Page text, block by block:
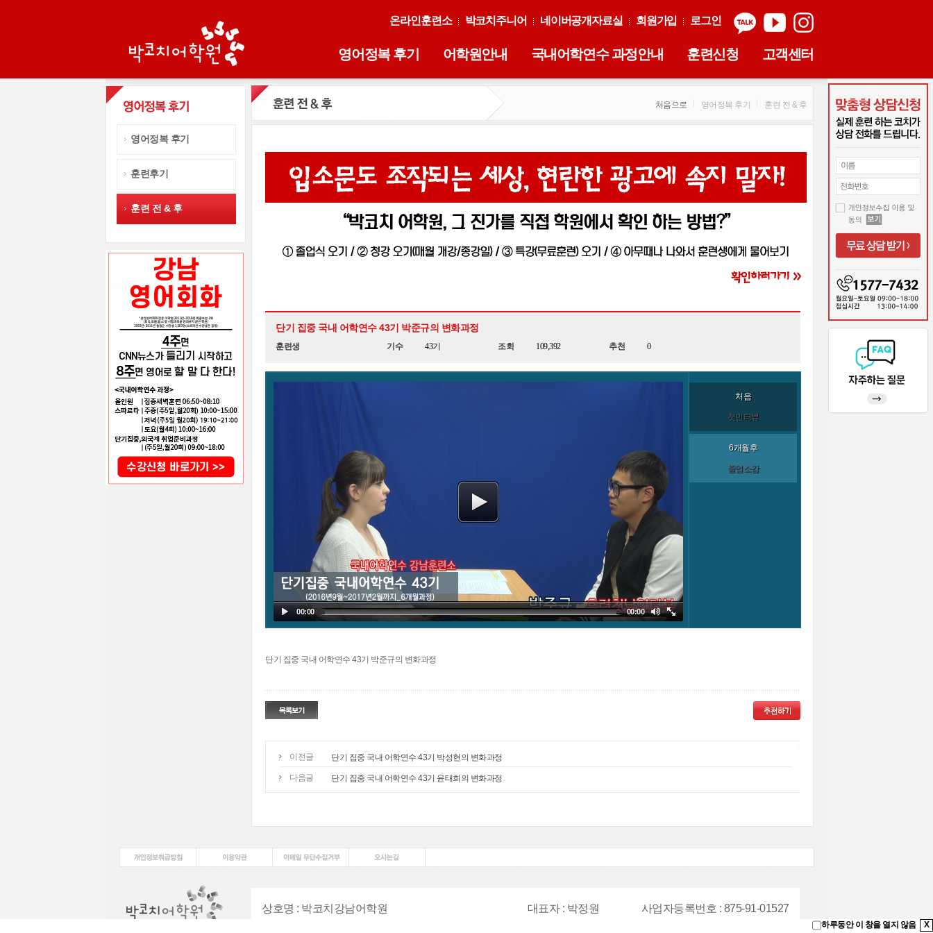
하루동안 이 창을 열지 않음 X
온라인훈련소 박코치주니어 네이버공개자료실 회원가입 로그인
영어정복 후기 어학원안내 국내어학연수 과정안내 훈련신청 고객센터
영어정복 후기
훈련후기
훈련 전 & 후
처음으로 영어정복 후기 훈련 전 & 후
단기 집중 국내 어학연수 43기 박준규의 변화과정
훈련생 기수 43기 조회 109,392 추천 0
00:00 00:00
처음
첫인터뷰
6개월후
졸업소감
단기 집중 국내 어학연수 43기 박준규의 변화과정
이전글 단기 집중 국내 어학연수 43기 박성현의 변화과정
다음글 단기 집중 국내 어학연수 43기 윤태희의 변화과정
상호명 : 박코치강남어학원 대표자: 박정원 사업자등록번호 : 875-91-01527